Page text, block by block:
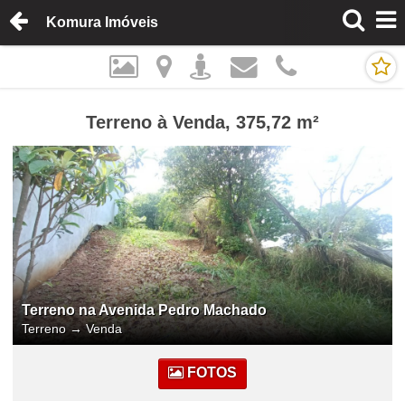
Komura Imóveis
Terreno à Venda, 375,72 m²
Terreno na Avenida Pedro Machado
Terreno→Venda
FOTOS